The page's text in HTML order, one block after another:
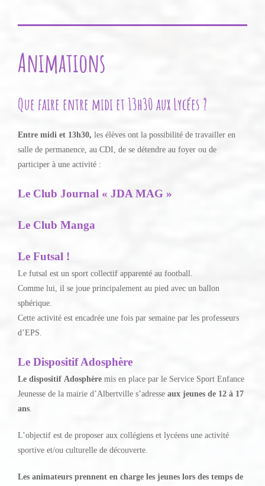
Animations
Que faire entre midi et 13h30 aux Lycées ?
Entre midi et 13h30, les élèves ont la possibilité de travailler en
salle de permanence, au CDI, de se détendre au foyer ou de
participer à une activité :
Le Club Journal « JDA MAG »
Le Club Manga
Le Futsal !
Le futsal est un sport collectif apparenté au football.
Comme lui, il se joue principalement au pied avec un ballon
sphérique.
Cette activité est encadrée une fois par semaine par les professeurs
d’EPS.
Le Dispositif Adosphère
Le dispositif Adosphère mis en place par le Service Sport Enfance
Jeunesse de la mairie d’Albertville s’adresse aux jeunes de 12 à 17
ans
L’objectif est de proposer aux collégiens et lycéens une activité
sportive et/ou culturelle de découverte.
Les animateurs prennent en charge les jeunes lors des temps de